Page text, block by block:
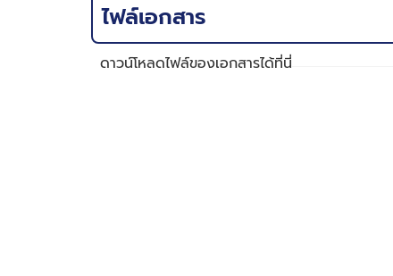
ไฟล์เอกสาร
ดาวน์โหลดไฟล์ของเอกสารได้ที่นี่